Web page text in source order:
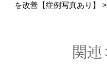
を改善【症例写真あり】
関連